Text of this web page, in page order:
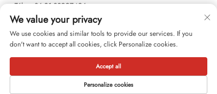
Tél. :+86-21-33927426
E-mail :[email protected]
Copyright © 2026 JUTU New Materials Technology Limited Tous
Politique de confidentialité
We value your privacy
We use cookies and similar tools to provide our services. If you
don't want to accept all cookies, click Personalize cookies.
Personalize cookies
Accept all